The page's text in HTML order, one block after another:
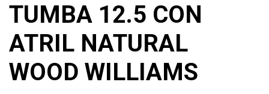
TUMBA 12.5 CON
ATRIL NATURAL
WOOD WILLIAMS